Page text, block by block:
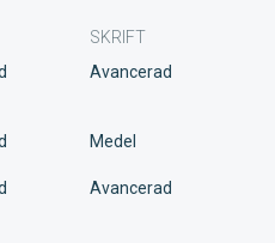
SKRIFT
Avancerad
Medel
Avancerad